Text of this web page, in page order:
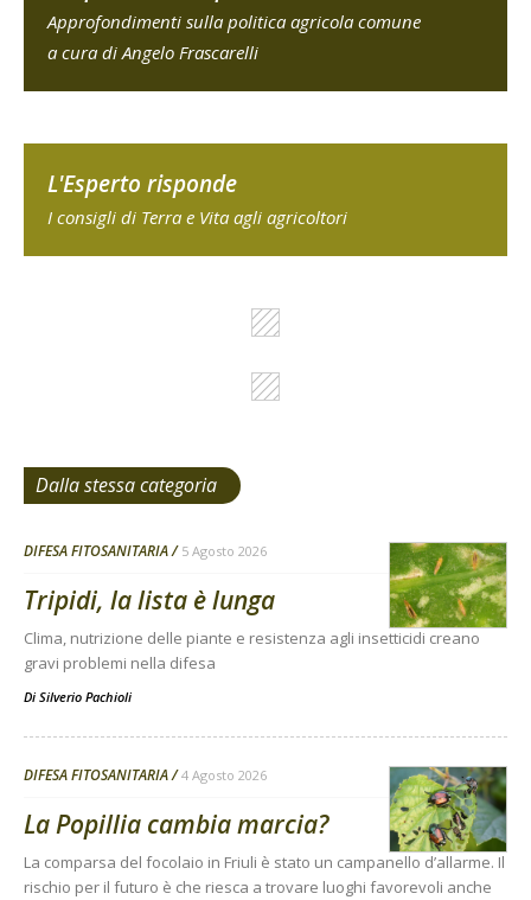
Approfondimenti sulla politica agricola comune
a cura di Angelo Frascarelli
L'Esperto risponde
I consigli di Terra e Vita agli agricoltori
Dalla stessa categoria
DIFESA FITOSANITARIA 5 Agosto 2026
Tripidi, la lista è lunga
Clima, nutrizione delle piante e resistenza agli insetticidi creano
gravi problemi nella difesa
Di Silverio Pachioli
DIFESA FITOSANITARIA 4 Agosto 2026
La Popillia cambia marcia?
La comparsa del focolaio in Friuli è stato un campanello d’allarme. Il
rischio per il futuro è che riesca a trovare luoghi favorevoli anche